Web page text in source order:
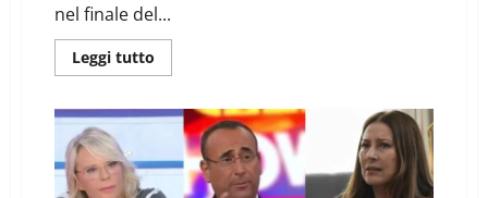
nel finale del...
Leggi tutto